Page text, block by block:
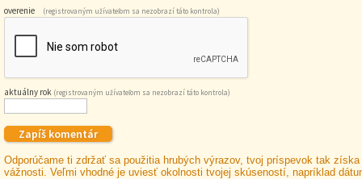
overenie (registrovaným užívateľom sa nezobrazí táto kontrola)
aktuálny rok (registrovaným užívateľom sa nezobrazí táto kontrola)
Odporúčame ti zdržať sa použitia hrubých výrazov, tvoj príspevok tak získa
vážnosti. Veľmi vhodné je uviesť okolnosti tvojej skúseností, napríklad